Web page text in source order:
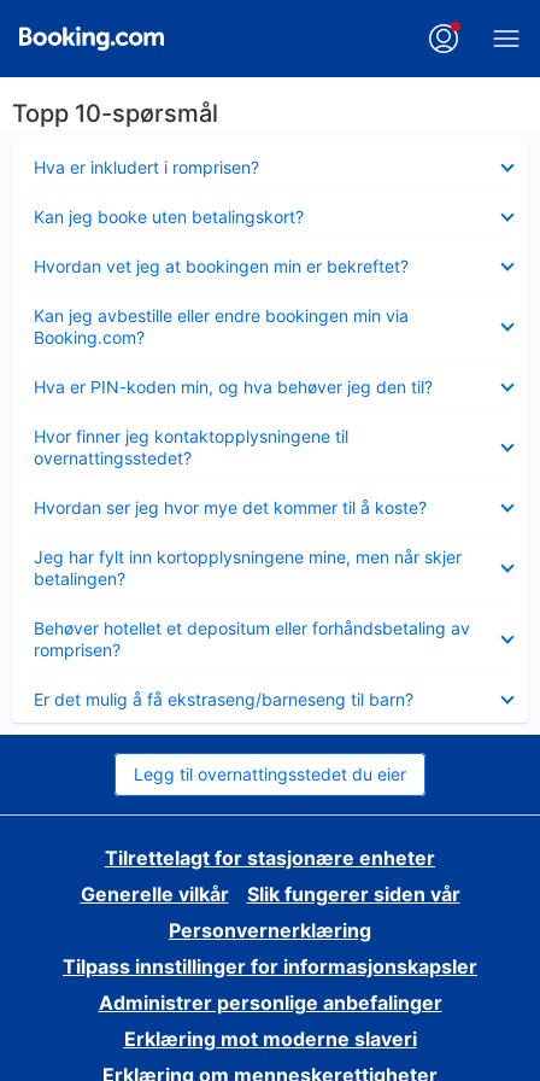
Topp 10-spørsmål
Hva er inkludert i romprisen?
mindre
Kan jeg booke uten betalingskort?
mindre
Hvordan vet jeg at bookingen min er bekreftet?
mindre
Kan jeg avbestille eller endre bookingen min via
Booking.com?
mindre
Hva er PIN-koden min, og hva behøver jeg den til?
mindre
Hvor finner jeg kontaktopplysningene til
overnattingsstedet?
mindre
Hvordan ser jeg hvor mye det kommer til å koste?
mindre
Jeg har fylt inn kortopplysningene mine, men når skjer
betalingen?
mindre
Behøver hotellet et depositum eller forhåndsbetaling av
romprisen?
mindre
Er det mulig å få ekstraseng/barneseng til barn?
mindre
Legg til overnattingsstedet du eier
Tilrettelagt for stasjonære enheter
Generelle vilkår
Slik fungerer siden vår
Personvernerklæring
Tilpass innstillinger for informasjonskapsler
Administrer personlige anbefalinger
Erklæring mot moderne slaveri
Erklæring om menneskerettigheter